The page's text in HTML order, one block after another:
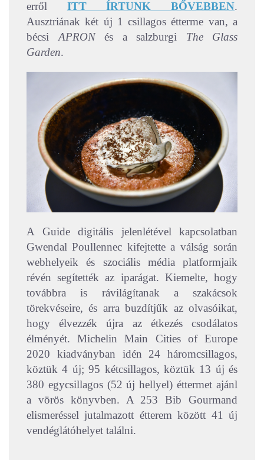
erről ITT ÍRTUNK BŐVEBBEN.
Ausztriának két új 1 csillagos étterme van, a
bécsiAPRONés a salzburgi The Glass
Garden.
A Guide digitális jelenlétével kapcsolatban
Gwendal Poullennec kifejtette a válság során
webhelyeik és szociális média platformjaik
révén segítették az iparágat. Kiemelte, hogy
továbbra is rávilágítanak a szakácsok
törekvéseire, és arra buzdítjűk az olvasóikat,
hogy élvezzék újra az étkezés csodálatos
élményét. Michelin Main Cities of Europe
2020 kiadványban idén 24 háromcsillagos,
köztük 4 új; 95 kétcsillagos, köztük 13 új és
380 egycsillagos (52 új hellyel) éttermet ajánl
a vörös könyvben. A 253 Bib Gourmand
elismeréssel jutalmazott étterem között 41 új
vendéglátóhelyet találni.